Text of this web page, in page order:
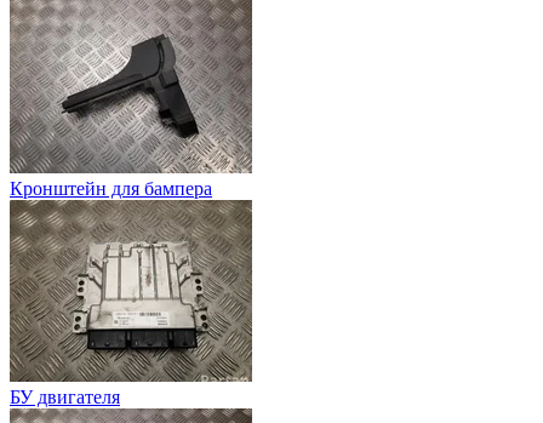
Кронштейн для бампера
БУ двигателя